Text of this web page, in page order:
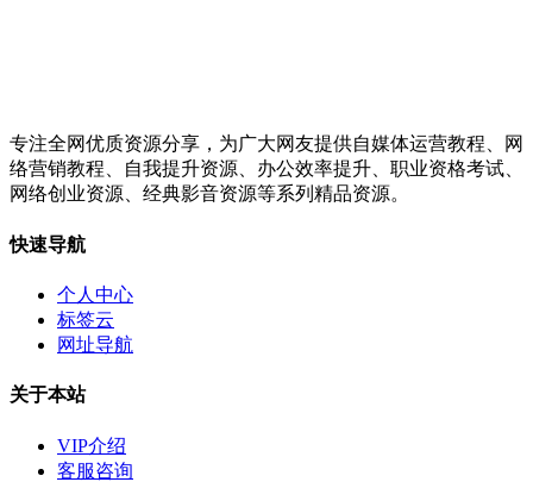
专注全网优质资源分享，为广大网友提供自媒体运营教程、网
络营销教程、自我提升资源、办公效率提升、职业资格考试、
网络创业资源、经典影音资源等系列精品资源。
快速导航
个人中心
标签云
网址导航
关于本站
VIP介绍
客服咨询